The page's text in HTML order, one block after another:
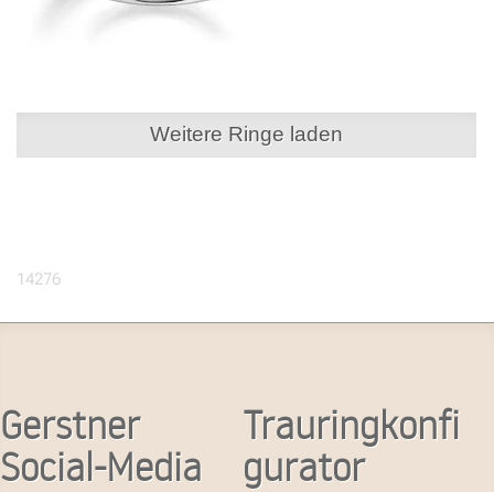
Weitere Ringe laden
14276
Gerstner
Social-Media
Trauringkonfi
gurator